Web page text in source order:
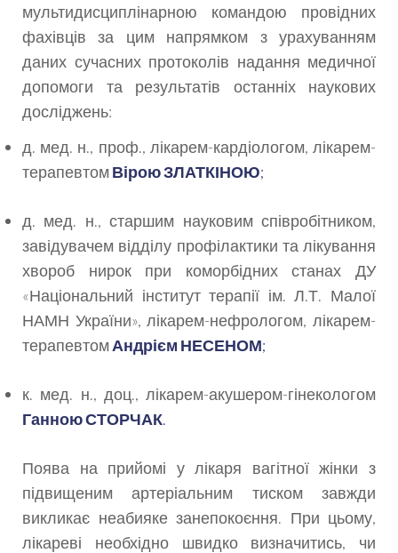
мультидисциплінарною командою провідних
фахівців за цим напрямком з урахуванням
даних сучасних протоколів надання медичної
допомоги та результатів останніх наукових
досліджень:
д. мед. н., проф., лікарем-кардіологом, лікарем-
терапевтом Вірою ЗЛАТКІНОЮ;
д. мед. н., старшим науковим співробітником,
завідувачем відділу профілактики та лікування
хвороб нирок при коморбідних станах ДУ
«Національний інститут терапії ім. Л.Т. Малої
НАМН України», лікарем-нефрологом, лікарем-
терапевтом Андрієм НЕСЕНОМ;
к. мед. н., доц., лікарем-акушером-гінекологом
Ганною СТОРЧАК.
Поява на прийомі у лікаря вагітної жінки з
підвищеним артеріальним тиском завжди
викликає неабияке занепокоєння. При цьому,
лікареві необхідно швидко визначитись, чи